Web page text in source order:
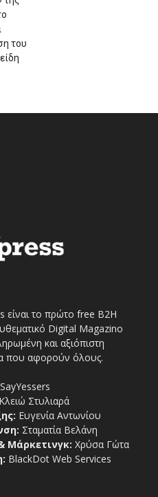
του
είναι το πρώτο free Β2Η
Digital Magazino
και αξιόπιστη
που αφορούν όλους.
Κλειώ Στυλιαρά
Ευγενία Αντωνίου
Σταματία Βελάνη
Μάρκετινγκ: Χρύσα Γώτα
BlackDot Web Services